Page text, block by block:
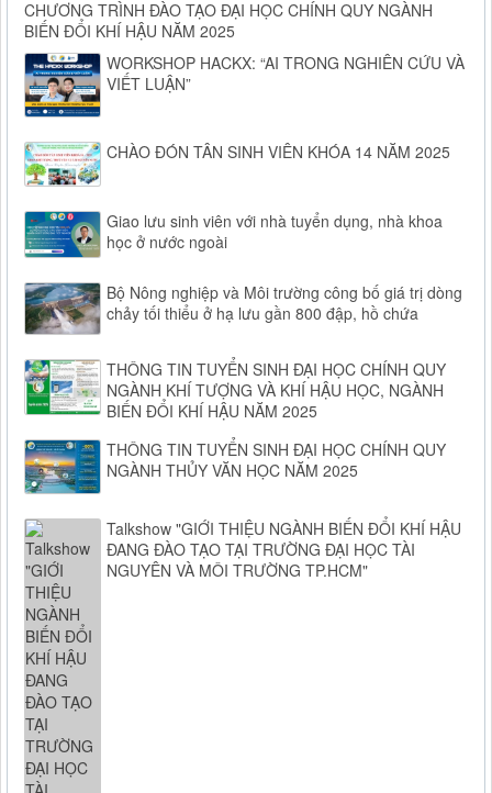
CHƯƠNG TRÌNH ĐÀO TẠO ĐẠI HỌC CHÍNH QUY NGÀNH
BIẾN ĐỔI KHÍ HẬU NĂM 2025
WORKSHOP HACKX: “AI TRONG NGHIÊN CỨU VÀ
VIẾT LUẬN”
CHÀO ĐÓN TÂN SINH VIÊN KHÓA 14 NĂM 2025
Giao lưu sinh viên với nhà tuyển dụng, nhà khoa
học ở nước ngoài
Bộ Nông nghiệp và Môi trường công bố giá trị dòng
chảy tối thiểu ở hạ lưu gần 800 đập, hồ chứa
THÔNG TIN TUYỂN SINH ĐẠI HỌC CHÍNH QUY
NGÀNH KHÍ TƯỢNG VÀ KHÍ HẬU HỌC, NGÀNH
BIẾN ĐỔI KHÍ HẬU NĂM 2025
THÔNG TIN TUYỂN SINH ĐẠI HỌC CHÍNH QUY
NGÀNH THỦY VĂN HỌC NĂM 2025
Talkshow "GIỚI THIỆU NGÀNH BIẾN ĐỔI KHÍ HẬU
ĐANG ĐÀO TẠO TẠI TRƯỜNG ĐẠI HỌC TÀI
NGUYÊN VÀ MÔI TRƯỜNG TP.HCM"